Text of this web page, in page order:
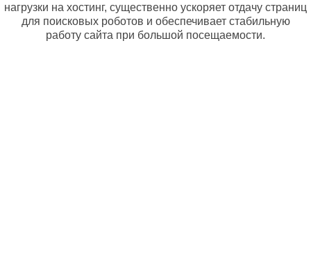
нагрузки на хостинг, существенно ускоряет отдачу страниц
для поисковых роботов и обеспечивает стабильную
работу сайта при большой посещаемости.